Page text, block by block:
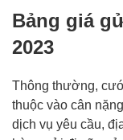
Bảng giá
2023
Thông thường,
thuộc vào cân
dịch vụ yêu cầu,